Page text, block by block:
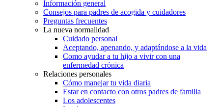
Información general
Consejos para padres de acogida y cuidadores
Preguntas frecuentes
La nueva normalidad
Cuidado personal
Aceptando, apenando, y adaptándose a la vida
Como ayudar a tu hijo a vivir con una
enfermedad crónica
Relaciones personales
Cómo manejar tu vida diaria
Estar en contacto con otros padres de familia
Los adolescentes